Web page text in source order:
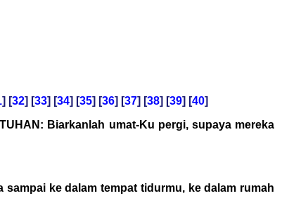
] [32] [33] [34] [35] [36] [37] [38] [39] [40]
Biarkanlah umat-Ku pergi, supaya mereka
ke dalam tempat tidurmu, ke dalam rumah